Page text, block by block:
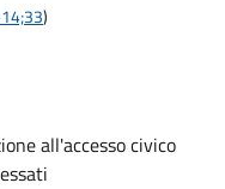
)
all'accesso civico